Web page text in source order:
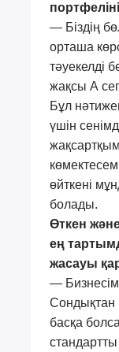
— Біздің
орташа
тәуекелді
жақсы А
Бұл
үшін
өйткені
болады.
Өткен
ең
жасауы
—
Сондықтан
басқа
стандартты